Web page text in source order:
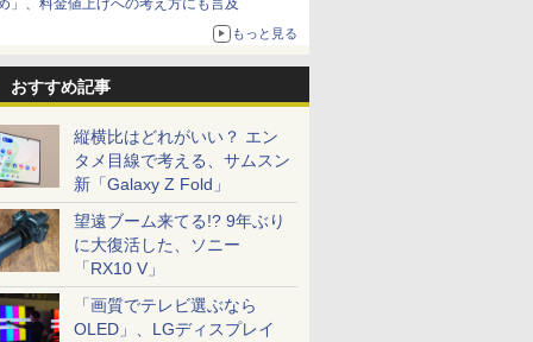
」、料金値上げへの考え方にも言及
もっと見る
おすすめ記事
縦横比はどれがいい？ エン
タメ目線で考える、サムスン
新「Galaxy Z Fold」
望遠ブーム来てる!? 9年ぶり
に大復活した、ソニー
「RX10 V」
「画質でテレビ選ぶなら
OLED」、LGディスプレイ